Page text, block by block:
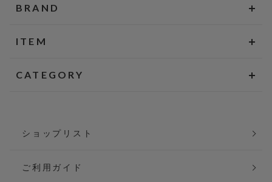
BRAND
ITEM
CATEGORY
ショップリスト
ご利用ガイド